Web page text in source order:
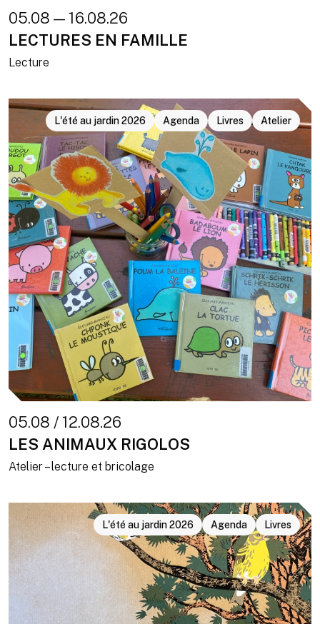
05.08 — 16.08.26
LECTURES EN FAMILLE
Lecture
L'été au jardin 2026 Agenda Livres Atelier
05.08 / 12.08.26
LES ANIMAUX RIGOLOS
Atelier – lecture et bricolage
L'été au jardin 2026 Agenda Livres